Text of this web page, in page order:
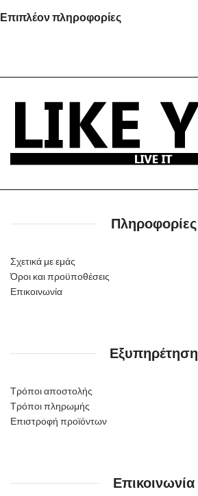
Επιπλέον πληροφορίες
Πληροφορίες
Σχετικά με εμάς
Όροι και προϋποθέσεις
Επικοινωνία
Εξυπηρέτηση
Τρόποι αποστολής
Τρόποι πληρωμής
Επιστροφή προϊόντων
Επικοινωνία